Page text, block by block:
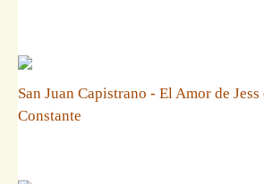
San Juan Capistrano - El Amor de
Constante